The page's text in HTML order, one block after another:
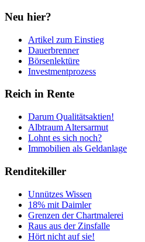
Neu hier?
Artikel zum Einstieg
Dauerbrenner
Börsenlektüre
Investmentprozess
Reich in Rente
Darum Qualitätsaktien!
Albtraum Altersarmut
Lohnt es sich noch?
Immobilien als Geldanlage
Renditekiller
Unnützes Wissen
18% mit Daimler
Grenzen der Chartmalerei
Raus aus der Zinsfalle
Hört nicht auf sie!